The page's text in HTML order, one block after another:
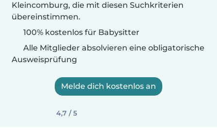
Kleincomburg, die mit diesen Suchkriterien
übereinstimmen.
100% kostenlos für Babysitter
Alle Mitglieder absolvieren eine obligatorische
Ausweisprüfung
Melde dich kostenlos an
4,7 / 5